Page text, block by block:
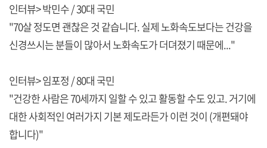
인터뷰> 박민수 / 30대 국민
"70살 정도면 괜찮은 것 같습니다. 실제 노화속도보다는 건강을
신경쓰시는 분들이 많아서 노화속도가 더뎌졌기 때문에..."
인터뷰> 임포정 / 80대 국민
"건강한 사람은 70세까지 일할 수 있고 활동할 수도 있고. 거기에
대한 사회적인 여러가지 기본 제도라든가 이런 것이 (개편돼야
합니다)"